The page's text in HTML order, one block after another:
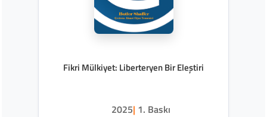
Fikri Mülkiyet: Liberteryen Bir Eleştiri
2025| 1. Baskı